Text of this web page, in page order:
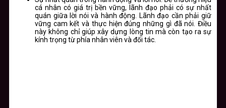
cá nhân có giá trị bền vững, lãnh đạo phải có sự nhất
quán giữa lời nói và hành động. Lãnh đạo cần phải giữ
vững cam kết và thực hiện đúng những gì đã nói. Điều
này không chỉ giúp xây dựng lòng tin mà còn tạo ra sự
kính trọng từ phía nhân viên và đối tác.